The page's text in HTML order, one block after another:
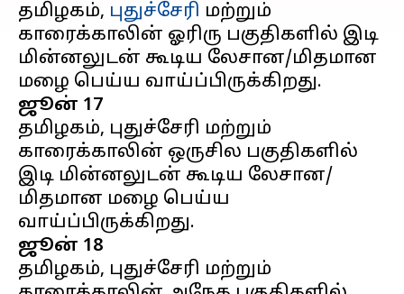
தமிழகம், புதுச்சேரி மற்றும்
காரைக்காலின் ஓரிரு பகுதிகளில் இடி
மின்னலுடன் கூடிய லேசான/மிதமான
ஜூன் 17
தமிழகம், புதுச்சேரி மற்றும்
காரைக்காலின் ஒருசில பகுதிகளில்
இடி மின்னலுடன் கூடிய லேசான/
மிதமான மழை பெய்ய
ஜூன் 18
தமிழகம், புதுச்சேரி மற்றும்